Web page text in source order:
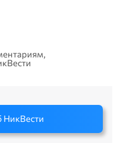
НикВести